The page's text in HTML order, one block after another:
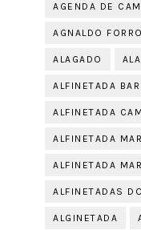
AGENDA DE
AGNALDO
ALAGADO
ALFINETADA
ALFINETADA
ALFINETADA
ALFINETADA
ALFINETADAS
ALGINETADA